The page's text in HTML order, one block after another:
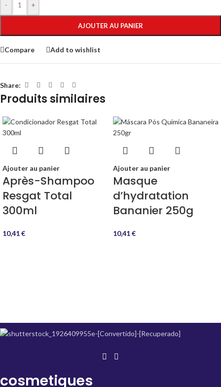
- +
AJOUTER AU PANIER
Compare Add to wishlist
Share:
Produits similaires
Ajouter au panier
Après-Shampoo
Resgat Total
300ml
10,41€
Ajouter au panier
Masque
d’hydratation
Bananier 250g
10,41€
cosmetiques